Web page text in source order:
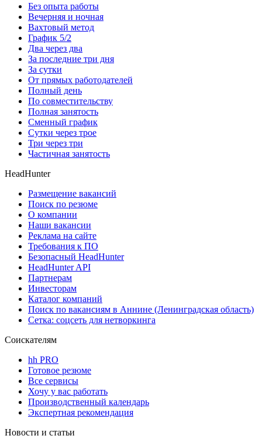
Без опыта работы
Вечерняя и ночная
Вахтовый метод
График 5/2
Два через два
За последние три дня
За сутки
От прямых работодателей
Полный день
По совместительству
Полная занятость
Сменный график
Сутки через трое
Три через три
Частичная занятость
HeadHunter
Размещение вакансий
Поиск по резюме
О компании
Наши вакансии
Реклама на сайте
Требования к ПО
Безопасный HeadHunter
HeadHunter API
Партнерам
Инвесторам
Каталог компаний
Поиск по вакансиям в Аннине (Ленинградская область)
Сетка: соцсеть для нетворкинга
Соискателям
hh PRO
Готовое резюме
Все сервисы
Хочу у вас работать
Производственный календарь
Экспертная рекомендация
Новости и статьи